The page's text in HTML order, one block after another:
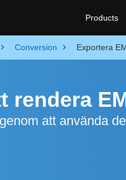
Products
Conversion Exportera
rendera
att använda